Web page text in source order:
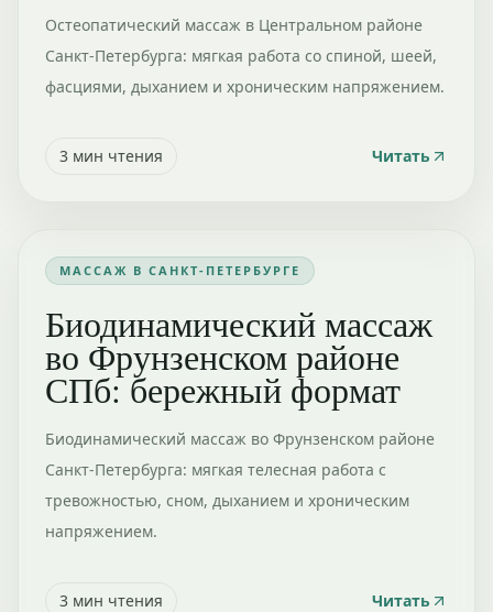
Остеопатический массаж в Центральном районе
Санкт-Петербурга: мягкая работа со спиной, шеей,
фасциями, дыханием и хроническим напряжением.
3 мин чтения Читать
МАССАЖ В САНКТ-ПЕТЕРБУРГЕ
Биодинамический массаж
во Фрунзенском районе
СПб: бережный формат
Биодинамический массаж во Фрунзенском районе
Санкт-Петербурга: мягкая телесная работа с
тревожностью, сном, дыханием и хроническим
напряжением.
3 мин чтения Читать